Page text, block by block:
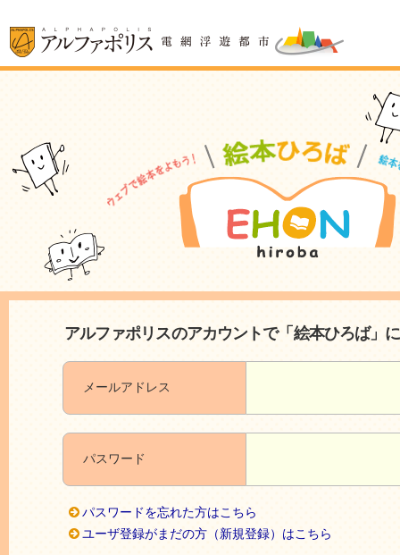
アルファポリスのアカウントで「絵本ひろば」
メールアドレス
パスワード
パスワードを忘れた方はこちら
ユーザ登録がまだの方（新規登録）はこちら